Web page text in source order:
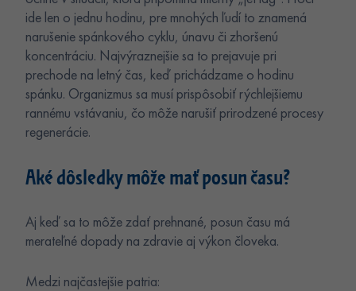
ide len o jednu hodinu, pre mnohých ľudí to znamená
narušenie spánkového cyklu, únavu či zhoršenú
koncentráciu. Najvýraznejšie sa to prejavuje pri
prechode na letný čas, keď prichádzame o hodinu
spánku. Organizmus sa musí prispôsobiť rýchlejšiemu
rannému vstávaniu, čo môže narušiť prirodzené procesy
regenerácie.
Aké dôsledky môže mať posun času?
Aj keď sa to môže zdať prehnané, posun času má
merateľné dopady na zdravie aj výkon človeka.
Medzi najčastejšie patria: